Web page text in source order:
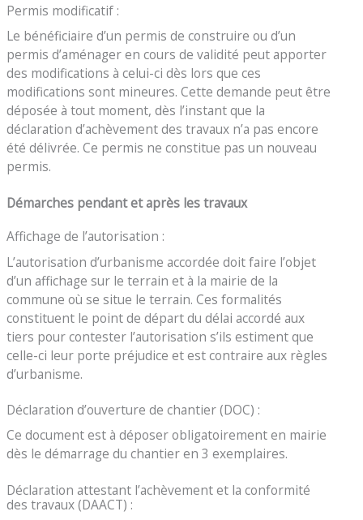
Permis modificatif :
Le bénéficiaire d’un permis de construire ou d’un
permis d’aménager en cours de validité peut apporter
des modifications à celui-ci dès lors que ces
modifications sont mineures. Cette demande peut être
déposée à tout moment, dès l’instant que la
déclaration d’achèvement des travaux n’a pas encore
été délivrée. Ce permis ne constitue pas un nouveau
permis.
Démarches pendant et après les travaux
Affichage de l’autorisation :
L’autorisation d’urbanisme accordée doit faire l’objet
d’un affichage sur le terrain et à la mairie de la
commune où se situe le terrain. Ces formalités
constituent le point de départ du délai accordé aux
tiers pour contester l’autorisation s’ils estiment que
celle-ci leur porte préjudice et est contraire aux règles
d’urbanisme.
Déclaration d’ouverture de chantier (DOC) :
Ce document est à déposer obligatoirement en mairie
dès le démarrage du chantier en 3 exemplaires.
Déclaration attestant l’achèvement et la conformité
des travaux (DAACT) :